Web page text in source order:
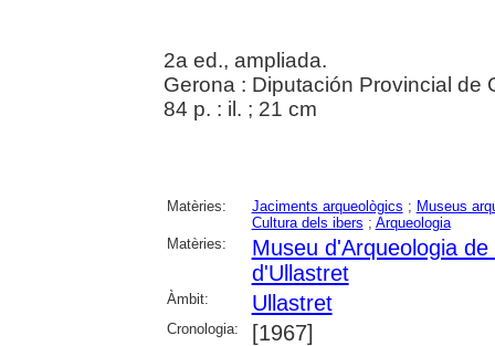
2a ed., ampliada.
Gerona : Diputación Provincial de
84 p. : il. ; 21 cm
Matèries: Jaciments arqueològics ; Museus
Cultura dels ibers ; Arqueologia
Matèries:
Museu d'Arqueologia de
d'Ullastret
Àmbit: Ullastret
Cronologia: [1967]